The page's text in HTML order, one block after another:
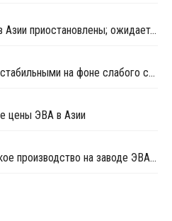
Переговоры по ценам ВХМ в Азии приостановлены; ожидается дефицит предложения
Цены ВАМ в Азии остаются стабильными на фоне слабого спроса
цены ЭВА в Азии
Celanese начала коммерческое производство на заводе ЭВА эмульсий в Сингапуре